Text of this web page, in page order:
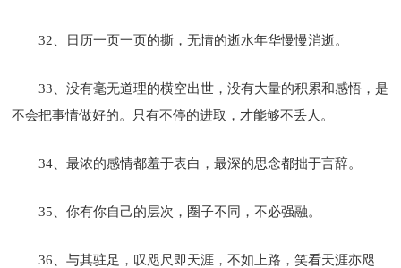
32、日历一页一页的撕，无情的逝水年华慢慢消逝。
33、没有毫无道理的横空出世，没有大量的积累和感悟，是
不会把事情做好的。只有不停的进取，才能够不丢人。
34、最浓的感情都羞于表白，最深的思念都拙于言辞。
35、你有你自己的层次，圈子不同，不必强融。
36、与其驻足，叹咫尺即天涯，不如上路，笑看天涯亦咫